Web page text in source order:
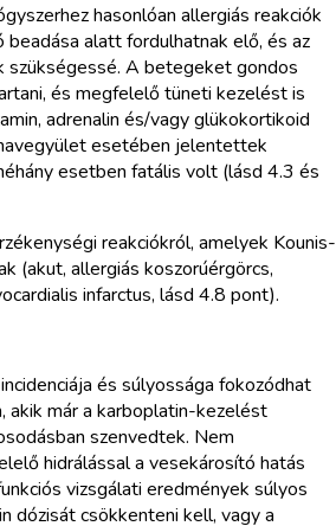
hasonlóan allergiás reakciók
beadása alatt fordulhatnak elő, és az
szükségessé. A betegeket gondos
és megfelelő tüneti kezelést is
adrenalin és/vagy glükokortikoid
esetében jelentettek
esetben fatális volt (lásd 4.3 és
reakciókról, amelyek Kounis-
(akut, allergiás koszorúérgörcs,
infarctus, lásd 4.8 pont).
és súlyossága fokozódhat
akik már a karboplatin-kezelést
szenvedtek. Nem
hidrálással a vesekárosító hatás
vizsgálati eredmények súlyos
dózisát csökkenteni kell, vagy a